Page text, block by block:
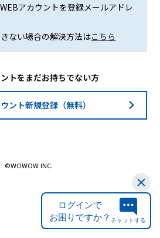
アカウントを登録メールアドレ
ない場合の解決方法はこちら
トをまだお持ちでない方
ント新規登録（無料）
©WOWOW INC.
ログインで
お困りですか？ チャットする